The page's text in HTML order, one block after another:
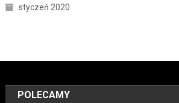
styczeń 2020
POLECAMY